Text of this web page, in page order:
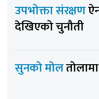
उपभोक्ता संरक्षण
देखिएको चुनौती
सुनको मोल